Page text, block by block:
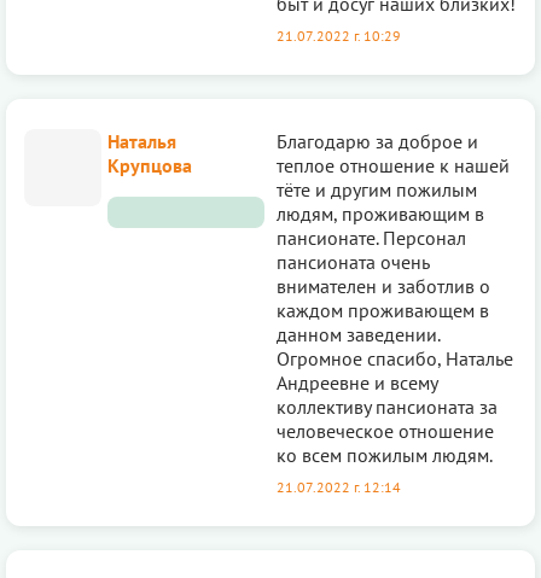
21.07.2022 г. 10:29
Наталья
Крупцова
Благодарю за доброе и
теплое отношение к нашей
тёте и другим пожилым
людям, проживающим в
пансионате. Персонал
пансионата очень
внимателен и заботлив о
каждом проживающем в
данном заведении.
Огромное спасибо, Наталье
Андреевне и всему
коллективу пансионата за
человеческое отношение
ко всем пожилым людям.
21.07.2022 г. 12:14